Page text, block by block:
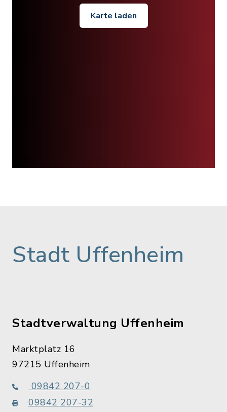
Karte laden
Stadt Uffenheim
Stadtverwaltung Uffenheim
Marktplatz 16
97215 Uffenheim
09842 207-0
09842 207-32